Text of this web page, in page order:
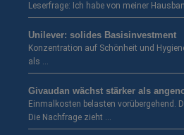
Leserfrage: Ich habe von meiner
Unilever: solides Basisinvestment
Konzentration auf Schönheit und
als …
Givaudan wächst stärker als
Einmalkosten belasten vorübergehend.
Die Nachfrage zieht …